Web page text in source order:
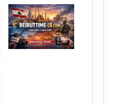
و
ك
ي
ر